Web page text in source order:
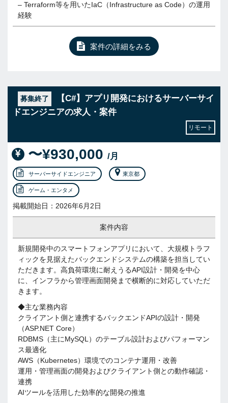
– Terraform等を用いたIaC（Infrastructure as Code）の運用
経験
案件の詳細をみる
募集終了
【C#】アプリ開発におけるサーバーサイ
ドエンジニアの求人・案件
リモート
〜¥930,000 /月
サーバーサイドエンジニア 東京都
ゲーム・エンタメ
掲載開始日：2026年6月2日
案件内容
新規開発中のスマートフォンアプリにおいて、大規模トラフ
ィックを見据えたバックエンドシステムの構築を担当してい
ただきます。高負荷環境に耐えうるAPI設計・開発を中心
に、インフラから管理画面開発まで横断的に対応していただ
きます。
◆主な業務内容
クライアント側と連携するバックエンドAPIの設計・開発
（ASP.NET Core）
RDBMS（主にMySQL）のテーブル設計およびパフォーマン
ス最適化
AWS（Kubernetes）環境でのコンテナ運用・改善
運用・管理画面の開発およびクライアント側との動作確認・
連携
AIツールを活用した効率的な開発の推進